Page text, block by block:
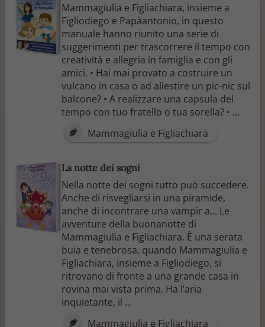
Mammagiulia e Figliachiara, insieme a
Figliodiego e Papàantonio, in questo
manuale hanno riunito una serie di
suggerimenti per trascorrere il tempo con
creatività e allegria in famiglia e con gli
amici. • Hai mai provato a costruire un
vulcano in casa o ad allestire un pic-nic sul
balcone? • A realizzare una capsula del
tempo con tuo fratello o tua sorella? • ...
Mammagiulia e Figliachiara
La notte dei sogni
Nella notte dei sogni tutto può succedere.
Anche di risvegliarsi in una piramide,
anche di incontrare una vampir a... Le
avventure della buonanotte di
Mammagiulia e Figliachiara. È una serata
buia e tenebrosa, quando Mammagiulia e
Figliachiara, insieme a Figliodiego, si
ritrovano di fronte a una grande casa in
rovina mai vista prima. Ha l’aria
inquietante, il ...
Mammagiulia e Figliachiara